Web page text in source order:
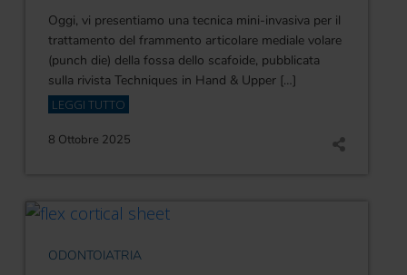
Oggi, vi presentiamo una tecnica mini-invasiva per il
trattamento del frammento articolare mediale volare
(punch die) della fossa dello scafoide, pubblicata
sulla rivista Techniques in Hand & Upper […]
LEGGI TUTTO
8 Ottobre 2025
ODONTOIATRIA